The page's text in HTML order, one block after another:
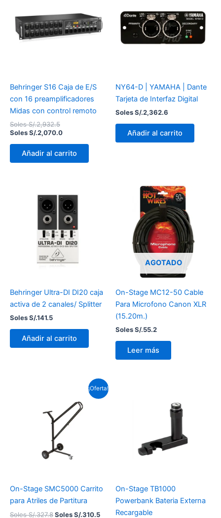
Behringer S16 Caja de E/S
con 16 preamplificadores
Midas con control remoto
Soles S/.2,932.5
Soles
S/.2,932.5.
Soles S/.2,070.0
Soles
S/.2,070.0.
Añadir al carrito
NY64-D | YAMAHA | Dante
Tarjeta de Interfaz Digital
Soles S/.2,362.6
Añadir al carrito
Behringer Ultra-DI DI20 caja
activa de 2 canales/ Splitter
Soles S/.141.5
Añadir al carrito
AGOTADO
On-Stage MC12-50 Cable
Para Microfono Canon XLR
(15.20m.)
Soles S/.55.2
Leer más
¡Oferta!
On-Stage SMC5000 Carrito
para Atriles de Partitura
Soles S/.327.8
original
era:
Soles
S/.327.8.
Soles S/.310.5
El
precio
On-Stage TB1000
Powerbank Bateria Externa
Recargable